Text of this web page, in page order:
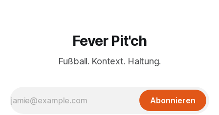
Fever Pit'ch
Fußball. Kontext. Haltung.
Abonnieren